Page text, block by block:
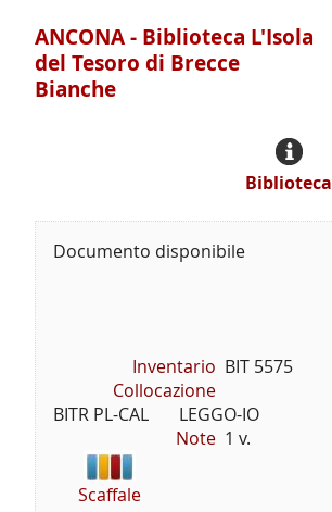
ANCONA - Biblioteca L'Isola
del Tesoro di Brecce
Bianche
Biblioteca
Documento disponibile
Inventario BIT 5575
Collocazione
BITR PL-CAL       LEGGO-IO
Note 1 v.
Scaffale